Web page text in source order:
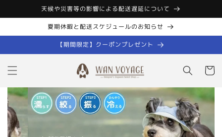
コンテン
ツに進む
天候や災害等の影響による配送遅延について
夏期休暇と配送スケジュールのお知らせ
【期間限定】クーポンプレゼント
ー